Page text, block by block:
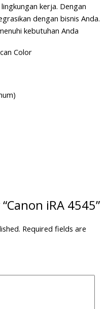
kerja. Dengan
dengan bisnis Anda.
kebutuhan Anda
Color
iRA 4545”
Required fields are